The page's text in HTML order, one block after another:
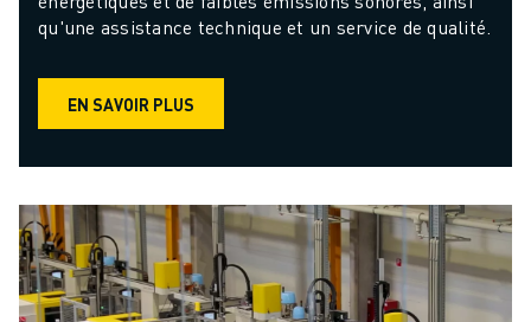
qu'une assistance technique et un service de qualité.
EN SAVOIR PLUS